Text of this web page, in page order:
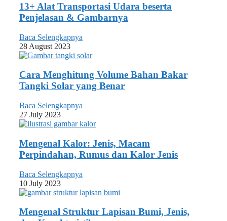
13+ Alat Transportasi Udara beserta
Penjelasan & Gambarnya
Baca Selengkapnya
28 August 2023
Cara Menghitung Volume Bahan Bakar
Tangki Solar yang Benar
Baca Selengkapnya
27 July 2023
Mengenal Kalor: Jenis, Macam
Perpindahan, Rumus dan Kalor Jenis
Baca Selengkapnya
10 July 2023
Mengenal Struktur Lapisan Bumi, Jenis,